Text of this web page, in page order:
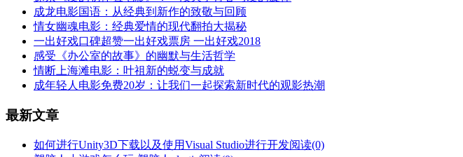
成龙电影国语：从经典到新作的致敬与回顾
情女幽魂电影：经典爱情的现代翻拍大揭秘
一出好戏口碑超赞一出好戏票房 一出好戏2018
感受《办公室的故事》的幽默与生活哲学
情断上海滩电影：叶祖新的蜕变与成就
成年轻人电影免费20岁：让我们一起探索新时代的观影热潮
最新文章
如何进行Unity3D下载以及使用Visual Studio进行开发阅读(0)